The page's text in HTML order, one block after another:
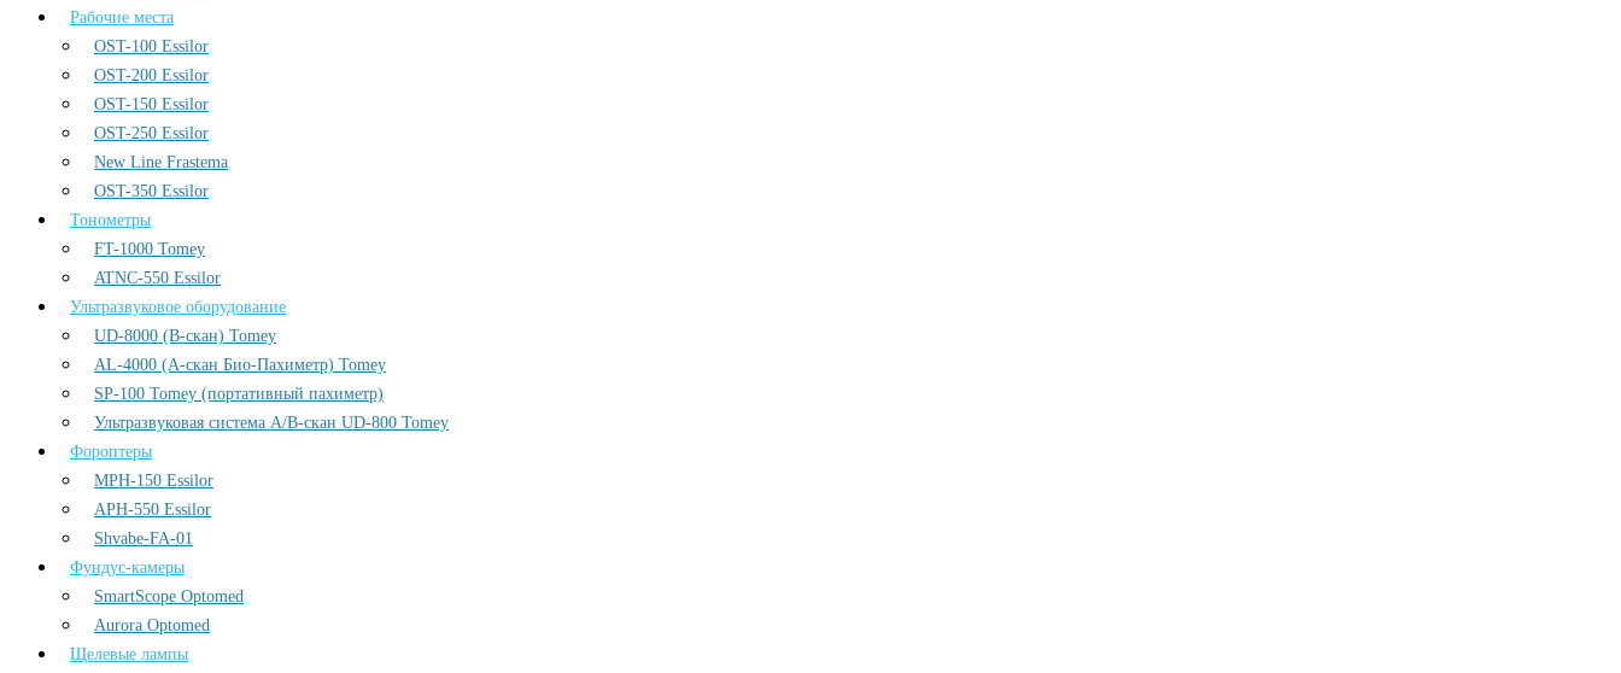
Рабочие места
OST-100 Essilor
OST-200 Essilor
OST-150 Essilor
OST-250 Essilor
New Line Frastema
OST-350 Essilor
Тонометры
FT-1000 Tomey
ATNC-550 Essilor
Ультразвуковое оборудование
UD-8000 (В-скан) Tomey
AL-4000 (А-скан Био-Пахиметр) Tomey
SP-100 Tomey (портативный пахиметр)
Ультразвуковая система А/В-скан UD-800 Tomey
Фороптеры
MPH-150 Essilor
APH-550 Essilor
Shvabe-FA-01
Фундус-камеры
SmartScope Optomed
Aurora Optomed
Щелевые лампы